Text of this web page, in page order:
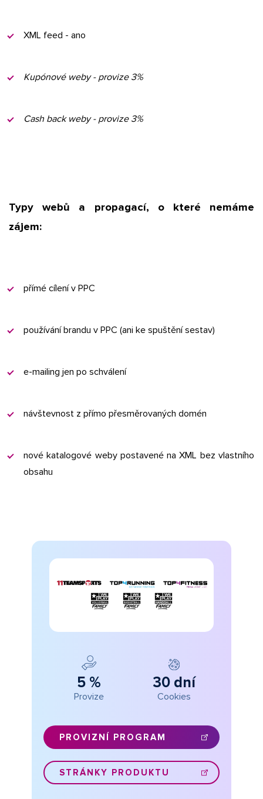
XML feed - ano
Kupónové weby - provize 3%
Cash back weby - provize 3%
Typy webů a propagací, o které nemáme
zájem:
přímé cílení v PPC
používání brandu v PPC (ani ke spuštění sestav)
e-mailing jen po schválení
návštevnost z přímo přesměrovaných domén
nové katalogové weby postavené na XML bez vlastního
obsahu
5 %
Provize
30 dní
Cookies
PROVIZNÍ PROGRAM
STRÁNKY PRODUKTU